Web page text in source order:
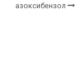
азоксибензол